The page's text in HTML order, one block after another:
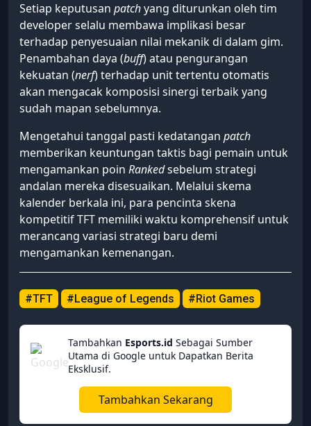
Setiap keputusan patchyang diturunkan oleh tim
developer selalu membawa implikasi besar
terhadap penyesuaian nilai mekanik di dalam gim.
Penambahan daya (buff) atau pengurangan
kekuatan (nerf) terhadap unit tertentu otomatis
akan mengacak komposisi sinergi terbaik yang
sudah mapan sebelumnya.
Mengetahui tanggal pasti kedatangan patch
memberikan keuntungan taktis bagi pemain untuk
mengamankan poin Rankedsebelum strategi
andalan mereka disesuaikan. Melalui skema
kalender berkala ini, para pencinta skena
kompetitif TFT memiliki waktu komprehensif untuk
merancang variasi strategi baru demi
mengamankan kemenangan.
#TFT #League of Legends #Riot Games
Tambahkan Esports.id Sebagai Sumber
Utama di Google untuk Dapatkan Berita
Eksklusif.
Tambahkan Sekarang